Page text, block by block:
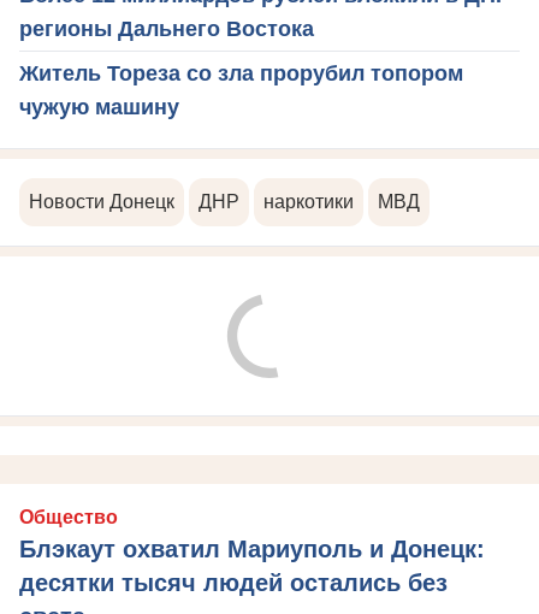
регионы Дальнего Востока
Житель Тореза со зла прорубил топором
чужую машину
Новости Донецк ДНР наркотики МВД
Общество
Блэкаут охватил Мариуполь и Донецк:
десятки тысяч людей остались без